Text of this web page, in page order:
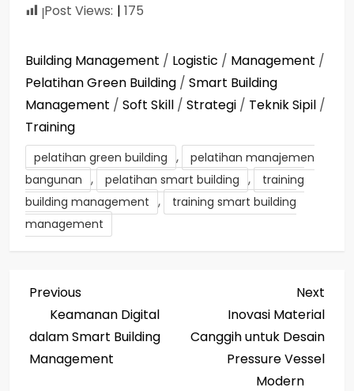
Post Views: 175
Building Management / Logistic / Management /
Pelatihan Green Building / Smart Building
Management / Soft Skill / Strategi / Teknik Sipil /
Training
pelatihan green building ,
pelatihan manajemen
bangunan , pelatihan smart building ,
training
building management ,
training smart building
management
P
o
s
Previous
Post
Previous
Keamanan Digital
dalam Smart Building
Management
Post
Next
Inovasi Material
Canggih untuk Desain
Pressure Vessel
Modern